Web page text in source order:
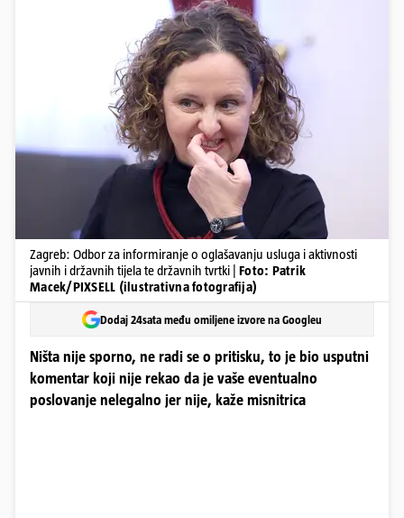
Zagreb: Odbor za informiranje o oglašavanju usluga i aktivnosti
javnih i državnih tijela te državnih tvrtki | Foto: Patrik
Macek/PIXSELL (ilustrativna fotografija)
Dodaj 24sata među omiljene izvore na Googleu
Ništa nije sporno, ne radi se o pritisku, to je bio usputni
komentar koji nije rekao da je vaše eventualno
poslovanje nelegalno jer nije, kaže misnitrica